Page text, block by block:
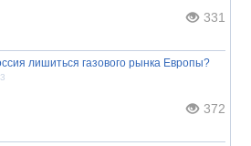
331
лишиться газового рынка Европы?
372